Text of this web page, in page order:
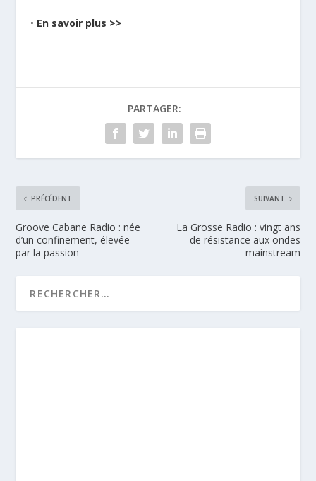
• En savoir plus >>
PARTAGER:
PRÉCÉDENT
Groove Cabane Radio : née
d’un confinement, élevée
par la passion
SUIVANT
La Grosse Radio : vingt ans
de résistance aux ondes
mainstream